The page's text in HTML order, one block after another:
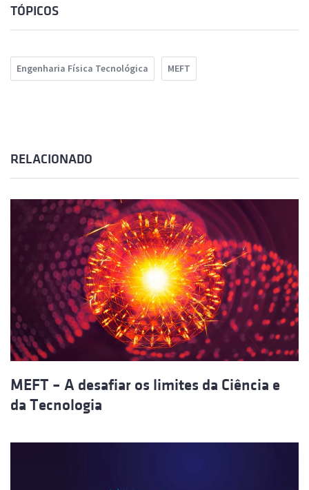
TÓPICOS
Engenharia Física Tecnológica MEFT
RELACIONADO
MEFT – A desafiar os limites da Ciência e
da Tecnologia